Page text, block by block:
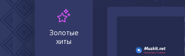
Золотые
хиты